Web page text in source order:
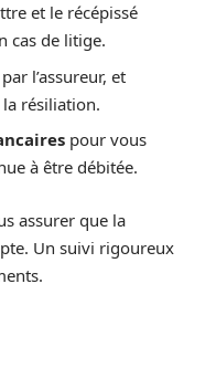
et le récépissé
cas de litige.
l’assureur, et
résiliation.
pour vous
à être débitée.
assurer que la
Un suivi rigoureux